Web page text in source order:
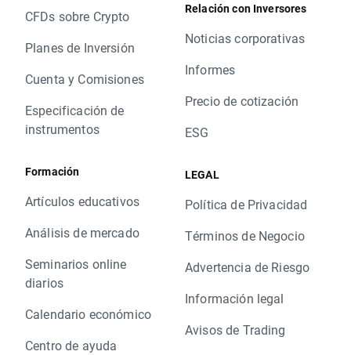
CFDs sobre Crypto
Planes de Inversión
Cuenta y Comisiones
Especificación de
instrumentos
Formación
Artículos educativos
Análisis de mercado
Seminarios online
diarios
Calendario económico
Centro de ayuda
Relación con Inversores
Noticias corporativas
Informes
Precio de cotización
ESG
LEGAL
Política de Privacidad
Términos de Negocio
Advertencia de Riesgo
Información legal
Avisos de Trading